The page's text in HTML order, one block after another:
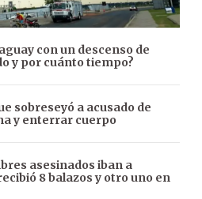
con un descenso de
y por cuánto tiempo?
sobreseyó a acusado de
y enterrar cuerpo
asesinados iban a
8 balazos y otro uno en